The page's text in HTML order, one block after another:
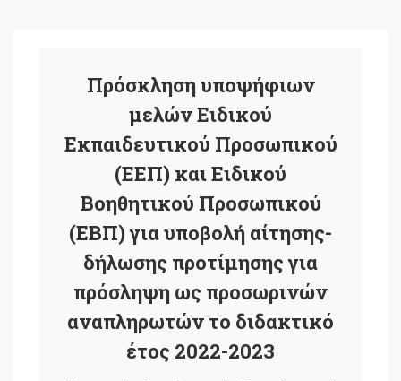
Πρόσκληση υποψήφιων
μελών Ειδικού
Εκπαιδευτικού Προσωπικού
(ΕΕΠ) και Ειδικού
Βοηθητικού Προσωπικού
(ΕΒΠ) για υποβολή αίτησης-
δήλωσης προτίμησης για
πρόσληψη ως προσωρινών
αναπληρωτών το διδακτικό
έτος 2022-2023